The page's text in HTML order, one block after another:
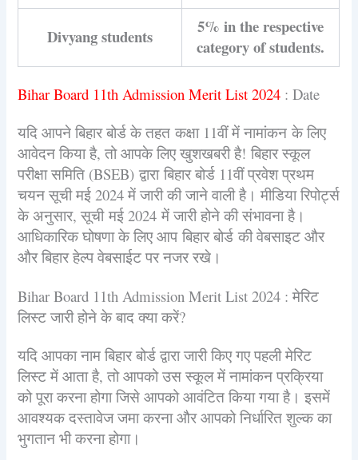
Divyang students
5% in the respective
category of students.
Bihar Board 11th Admission Merit List 2024 : Date
यदि आपने बिहार बोर्ड के तहत कक्षा 11वीं में नामांकन के लिए
आवेदन किया है, तो आपके लिए खुशखबरी है! बिहार स्कूल
परीक्षा समिति (BSEB) द्वारा बिहार बोर्ड 11वीं प्रवेश प्रथम
चयन सूची मई 2024 में जारी की जाने वाली है। मीडिया रिपोर्ट्स
के अनुसार, सूची मई 2024 में जारी होने की संभावना है।
आधिकारिक घोषणा के लिए आप बिहार बोर्ड की वेबसाइट और
और बिहार हेल्प वेबसाईट पर नजर रखे।
Bihar Board 11th Admission Merit List 2024 :मेरिट
लिस्ट जारी होने के बाद क्या करें?
यदि आपका नाम बिहार बोर्ड द्वारा जारी किए गए पहली मेरिट
लिस्ट में आता है, तो आपको उस स्कूल में नामांकन प्रक्रिया
को पूरा करना होगा जिसे आपको आवंटित किया गया है। इसमें
आवश्यक दस्तावेज जमा करना और आपको निर्धारित शुल्क का
भुगतान भी करना होगा।